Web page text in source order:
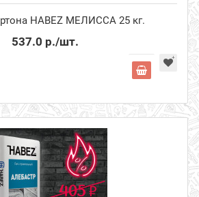
HABEZ МЕЛИССА 25 кг.
537.0 р./шт.